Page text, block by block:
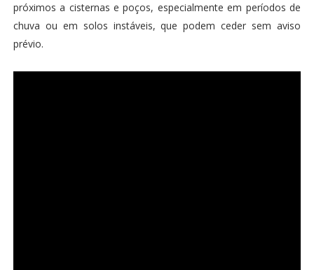
próximos a cisternas e poços, especialmente em períodos de
chuva ou em solos instáveis, que podem ceder sem aviso
prévio.